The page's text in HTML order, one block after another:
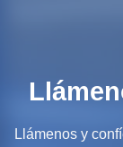
Llámenos y